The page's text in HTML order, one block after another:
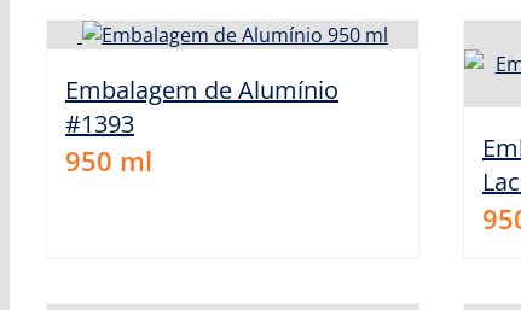
Embalagem de Alumínio
#1393
950 ml